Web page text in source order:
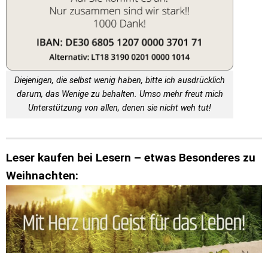
Diejenigen, die selbst wenig haben, bitte ich ausdrücklich
darum, das Wenige zu behalten. Umso mehr freut mich
Unterstützung von allen, denen sie nicht weh tut!
Leser kaufen bei Lesern – etwas Besonderes zu
Weihnachten: